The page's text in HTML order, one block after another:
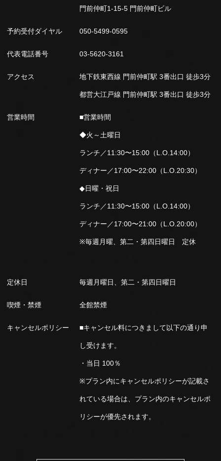
門前仲町1-15-5 門前仲町ビル
予約受付ダイヤル 050-5499-0595
代表電話番号 03-5620-3161
アクセス 地下鉄東西線 門前仲町駅 3番出口 徒歩3分
都営大江戸線 門前仲町駅 3番出口 徒歩3分
営業時間 ■営業時間
◆火～土曜日
ランチ／11:30〜15:00（L.O.14:00）
ディナー／17:00〜22:00（L.O.20:30）
◆日曜・祝日
ランチ／11:30〜15:00（L.O.14:00）
ディナー／17:00〜21:00（L.O.20:00）
※毎週月曜、第二・第四日曜日 定休
定休日 毎週月曜日、第二・第四日曜日
喫煙・禁煙 全館禁煙
キャンセルポリシー ■キャンセル料につきまして以下の通り申
し受けます。
・当日 100％
※プラン内にキャンセルポリシーが記載さ
れている場合は、プラン内のキャンセルポ
リシーが優先されます。